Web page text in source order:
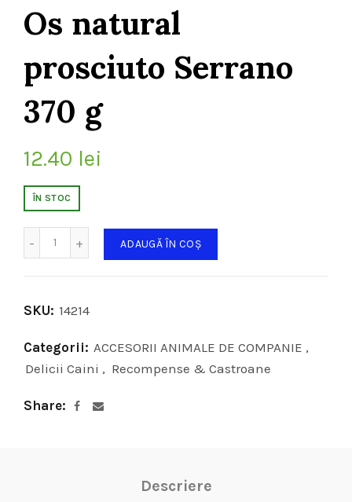
Os natural
prosciuto Serrano
370 g
12.40 lei
ÎN STOC
ADAUGĂ ÎN COȘ
SKU: 14214
Categorii: ACCESORII ANIMALE DE COMPANIE ,
Delicii Caini , Recompense & Castroane
Share
Descriere